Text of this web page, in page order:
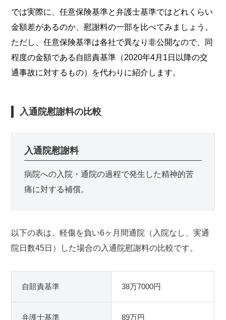
では実際に、任意保険基準と弁護士基準ではどれくらい
金額差があるのか、慰謝料の一部を比べてみましょう。
ただし、任意保険基準は各社で異なり非公開なので、同
程度の金額である自賠責基準（2020年4月1日以降の交
通事故に対するもの）を代わりに紹介します。
入通院慰謝料の比較
入通院慰謝料
病院への入院・通院の過程で発生した精神的苦
痛に対する補償。
以下の表は、軽傷を負い6ヶ月間通院（入院なし、実通
院日数45日）した場合の入通院慰謝料の比較です。
自賠責基準 38万7000円
弁護士基準 89万円